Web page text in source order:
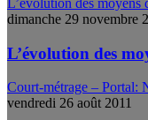
L’évolution des moyens
dimanche 29 novembre
L’évolution des
Court-métrage – Portal:
vendredi 26 août 2011